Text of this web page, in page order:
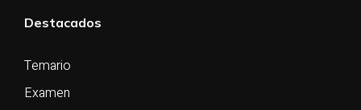
Destacados
Temario
Examen